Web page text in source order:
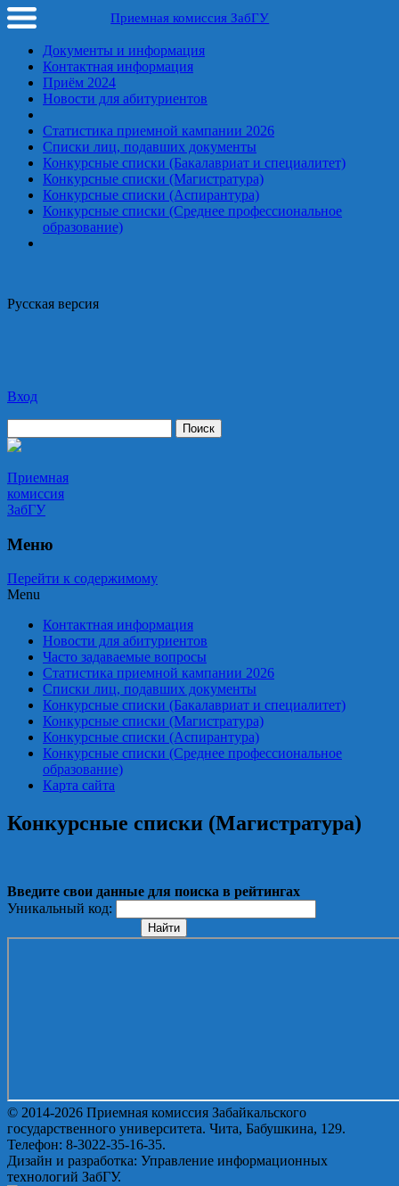
Приемная комиссия ЗабГУ
Документы и информация
Контактная информация
Приём 2024
Новости для абитуриентов
Статистика приемной кампании 2026
Списки лиц, подавших документы
Конкурсные списки (Бакалавриат и специалитет)
Конкурсные списки (Магистратура)
Конкурсные списки (Аспирантура)
Конкурсные списки (Среднее профессиональное
образование)
Русская верcия
Вход
Приемная комиссия ЗабГУ
Приемная
комиссия
ЗабГУ
Меню
Перейти к содержимому
Menu
Контактная информация
Новости для абитуриентов
Часто задаваемые вопросы
Статистика приемной кампании 2026
Списки лиц, подавших документы
Конкурсные списки (Бакалавриат и специалитет)
Конкурсные списки (Магистратура)
Конкурсные списки (Аспирантура)
Конкурсные списки (Среднее профессиональное
образование)
Карта сайта
Конкурсные списки (Магистратура)
Введите свои данные для поиска в рейтингах
Уникальный код:
© 2014-2026 Приемная комиссия Забайкальского
государственного университета. Чита, Бабушкина, 129.
Телефон: 8-3022-35-16-35.
Дизайн и разработка: Управление информационных
технологий ЗабГУ.